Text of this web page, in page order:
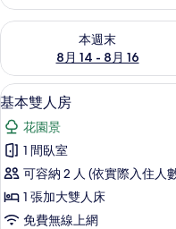
本週末
8月 14 - 8月 16
查看本週末 (8月 14 - 8月 16)
顯
示
基
本
雙
人
20
基本雙人房
花園景
1 間臥室
可容納 2 人 (依實際入住人
1 張加大雙人床
免費無線上網